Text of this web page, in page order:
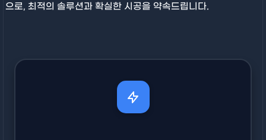
으로, 최적의 솔루션과 확실한 시공을 약속드립니다.